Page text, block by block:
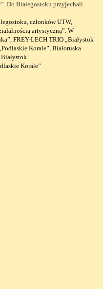
Do Białegostoku przyjechali
łegostoku, członków UTW,
łalnością artystyczną”. W
FREY-LECH TRIO „Białystok
Korale”, Białoruska
Białystok.
Korale”